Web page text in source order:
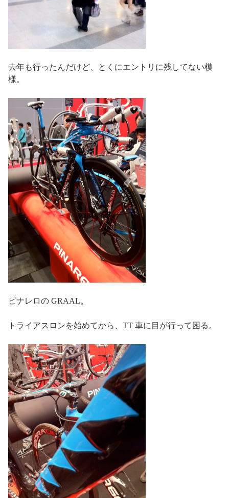
去年も行ったんだけど、とくにエントリに残してない模
様。
ピナレロの GRAAL。
トライアスロンを始めてから、TT 車に目が行って困る。